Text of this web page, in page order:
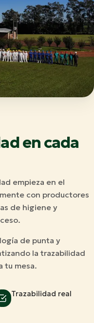
en cada
empieza en el
con productores
de higiene y
de punta y
la trazabilidad
tu mesa.
Trazabilidad real